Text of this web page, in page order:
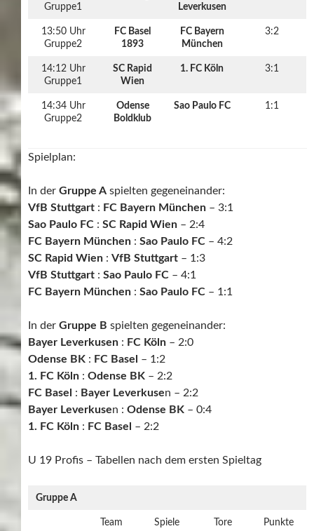
Gruppe1
Leverkusen
13:50 Uhr
Gruppe2
FC Basel
1893
FC Bayern
München
3:2
14:12 Uhr
Gruppe1
SC Rapid
Wien
1. FC Köln 3:1
14:34 Uhr
Gruppe2
Odense
Boldklub
Sao Paulo FC 1:1
Spielplan:
In der Gruppe A spielten gegeneinander:
VfB Stuttgart : FC Bayern München – 3:1
Sao Paulo FC : SC Rapid Wien – 2:4
FC Bayern München : Sao Paulo FC – 4:2
SC Rapid Wien : VfB Stuttgart – 1:3
VfB Stuttgart : Sao Paulo FC – 4:1
FC Bayern München : Sao Paulo FC – 1:1
In der Gruppe B spielten gegeneinander:
Bayer Leverkusen : FC Köln – 2:0
Odense BK : FC Basel – 1:2
1. FC Köln : Odense BK – 2:2
FC Basel : Bayer Leverkusen – 2:2
Bayer Leverkusen : Odense BK – 0:4
1. FC Köln : FC Basel – 2:2
U 19 Profis – Tabellen nach dem ersten Spieltag
Gruppe A
Team Spiele Tore Punkte